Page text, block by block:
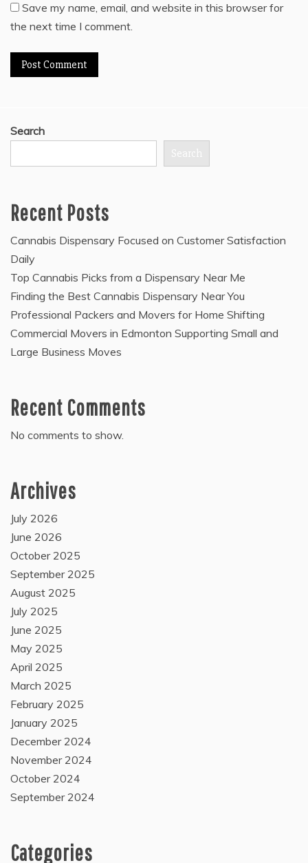
Save my name, email, and website in this browser for
the next time I comment.
Search
Search
Recent Posts
Cannabis Dispensary Focused on Customer Satisfaction
Daily
Top Cannabis Picks from a Dispensary Near Me
Finding the Best Cannabis Dispensary Near You
Professional Packers and Movers for Home Shifting
Commercial Movers in Edmonton Supporting Small and
Large Business Moves
Recent Comments
No comments to show.
Archives
July 2026
June 2026
October 2025
September 2025
August 2025
July 2025
June 2025
May 2025
April 2025
March 2025
February 2025
January 2025
December 2024
November 2024
October 2024
September 2024
Categories